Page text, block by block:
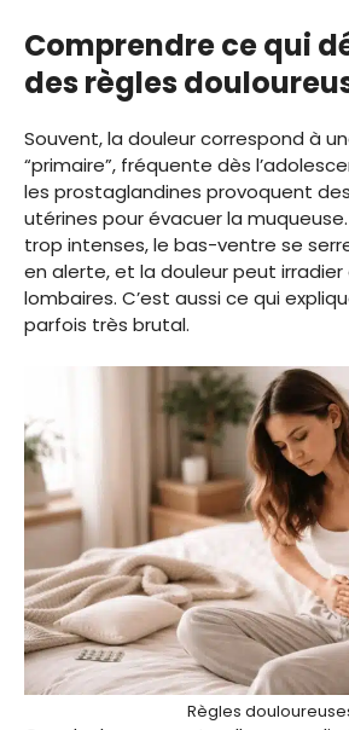
Comprendre ce qui
des règles
Souvent, la douleur correspond à
“primaire”, fréquente dès
les prostaglandines provoquent
utérines pour évacuer la
trop intenses, le bas-ventre se
en alerte, et la douleur peut irradier
lombaires. C’est aussi ce qui
parfois très brutal.
Règles